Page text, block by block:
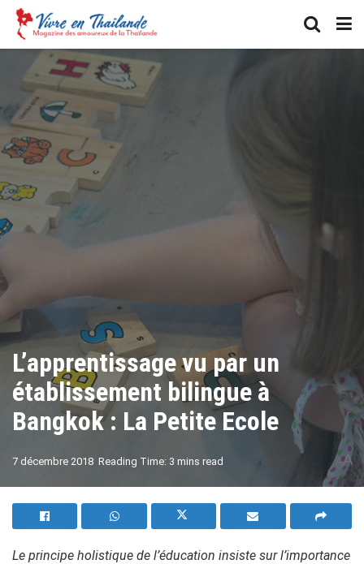
L’apprentissage vu par un
établissement bilingue à
Bangkok : La Petite Ecole
7 décembre 2018 Reading Time: 3 mins read AA
Le principe holistique de l’éducation insiste sur l’importance